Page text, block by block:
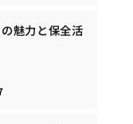
魅力と保全活